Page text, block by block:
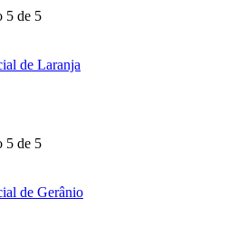
5 de 5
de Laranja
5 de 5
de Gerânio